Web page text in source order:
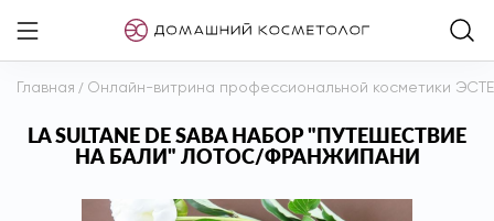
Главная / Онлайн-витрина профессиональной косметики
LA SULTANE DE SABA НАБОР "ПУТЕШЕСТВИЕ
НА БАЛИ" ЛОТОС/ФРАНЖИПАНИ